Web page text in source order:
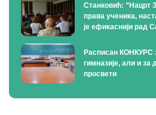
Станковић:
права ученика,
је ефикаснији рад
Расписан КОНКУРС
гимназије, али и за
просвети